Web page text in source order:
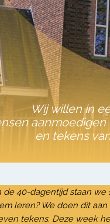
Wij willen in
aanmoedigen
en tekens
de 40-dagentijd staan we
leren? We doen dit
tekens. Deze week